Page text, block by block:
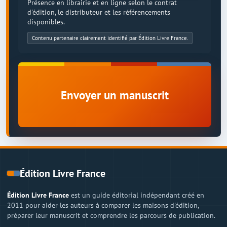
Présence en librairie et en ligne selon le contrat
d'édition, le distributeur et les référencements
disponibles.
Contenu partenaire clairement identifié par Édition Livre France.
Envoyer un manuscrit
Édition Livre France
Édition Livre France est un guide éditorial indépendant créé en
2011 pour aider les auteurs à comparer les maisons d'édition,
préparer leur manuscrit et comprendre les parcours de publication.